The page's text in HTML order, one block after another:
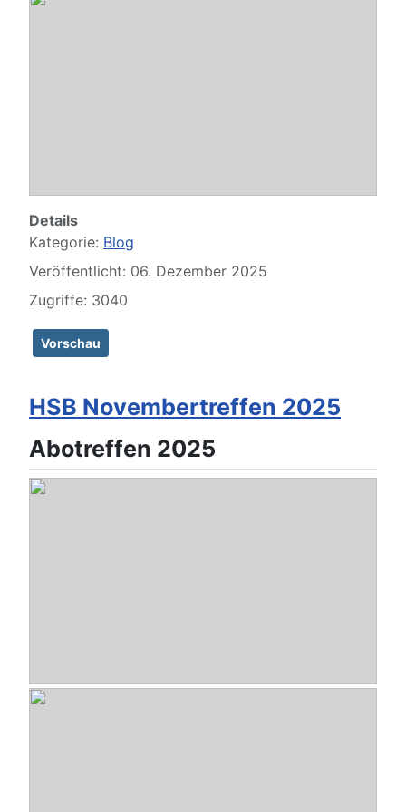
Details
Kategorie: Blog
Veröffentlicht: 06. Dezember 2025
Zugriffe: 3040
Vorschau
HSB Novembertreffen 2025
Abotreffen 2025